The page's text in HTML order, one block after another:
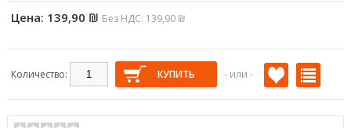
ДОБАВКИ
ЗАКУСКИ И СЛАДОСТИ
АВИАЦИОННЫЕ КЛЕТКИ
ПОДГОТОВКИ ВОДЫ И
ОСВЕЖИТЕЛИ ВОЗДУХА
Цена: 139,90 ₪ Без НДС: 139,90 ₪
Количество: - или -